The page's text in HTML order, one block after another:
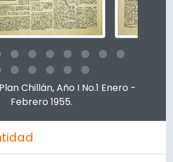
title link will open the
Chillán, Año I No.1 Enero -
Febrero 1955.